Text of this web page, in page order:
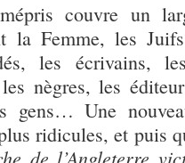
couvre un
la Femme, les
les écrivains,
nègres, les
gens… Une
ridicules, et puis